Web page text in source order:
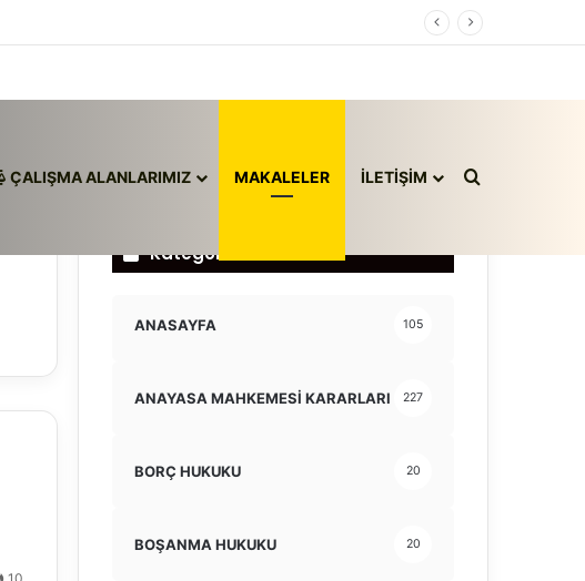
ÇALIŞMA ALANLARIMIZ MAKALELER İLETİŞİM Arama yap
Kategoriler
ANASAYFA 105
ANAYASA MAHKEMESİ KARARLARI 227
BORÇ HUKUKU 20
BOŞANMA HUKUKU 20